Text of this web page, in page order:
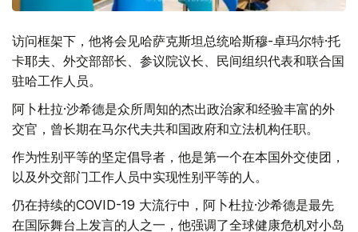
访问框架下，他将会见哈萨克斯坦总统哈斯穆-卓玛尔特·托
卡耶夫、外交部部长、参议院议长、民间组织代表和联合国
驻哈工作人员。
阿卜杜拉·沙希德是众所周知的杰出政治家和经验丰富的外
交官，曾长期在马尔代夫共和国政府和立法机构任职。
作为性别平等的坚定倡导者，他是第一个在本国外交使团，
以及外交部门工作人员中实现性别平等的人。
仍在持续的COVID-19 大流行中，阿卜杜拉·沙希德是最先
在国际舞台上发言的人之一，他强调了全球健康危机对小岛